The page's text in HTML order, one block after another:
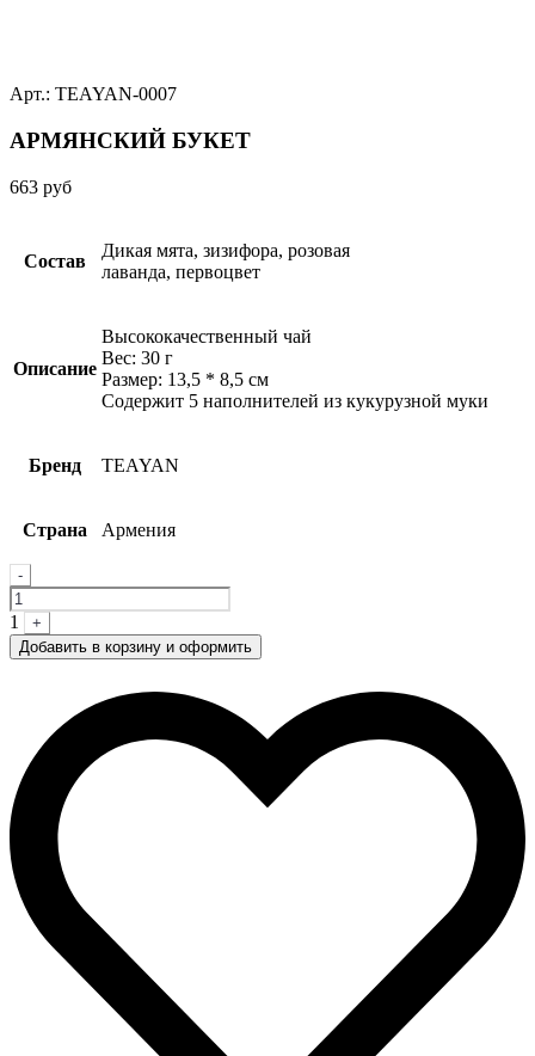
Арт.: TEAYAN-0007
АРМЯНСКИЙ БУКЕТ
663 руб
Состав
Дикая мята, зизифора, розовая
лаванда, первоцвет
Описание
Высококачественный чай
Вес: 30 г
Размер: 13,5 * 8,5 см
Содержит 5 наполнителей из кукурузной муки
Бренд TEAYAN
Страна Армения
Quantity
-
1
+
Добавить в корзину и оформить